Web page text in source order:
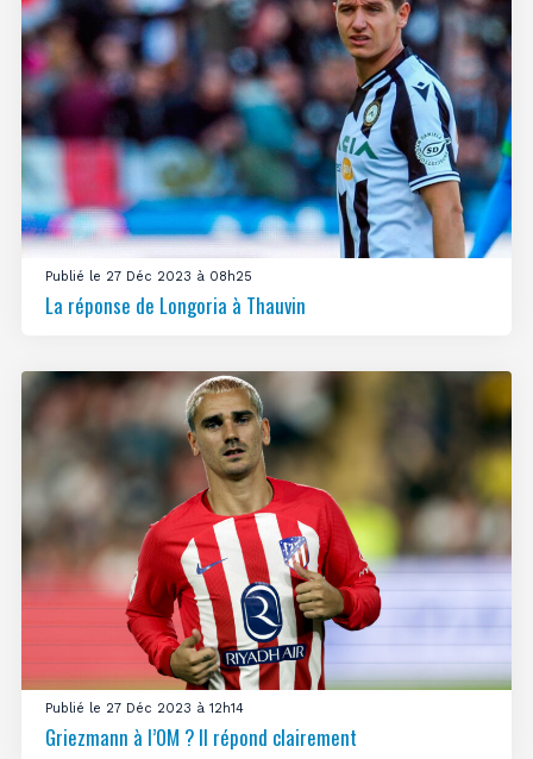
Publié le 27 Déc 2023 à 08h25
La réponse de Longoria à Thauvin
Publié le 27 Déc 2023 à 12h14
Griezmann à l’OM ? Il répond clairement